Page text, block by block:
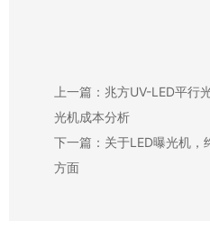
上一篇：兆方UV-LED平行
光机成本分析
下一篇：关于LED曝光机，
方面